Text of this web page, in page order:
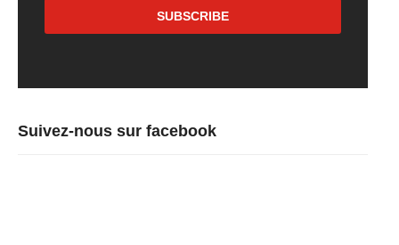
Suivez-nous sur facebook